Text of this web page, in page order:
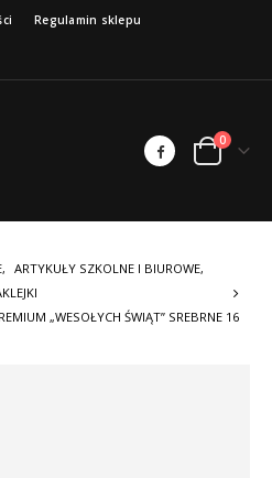
Regulamin sklepu
0
, ARTYKUŁY SZKOLNE I BIUROWE,
„WESOŁYCH ŚWIĄT” SREBRNE 16